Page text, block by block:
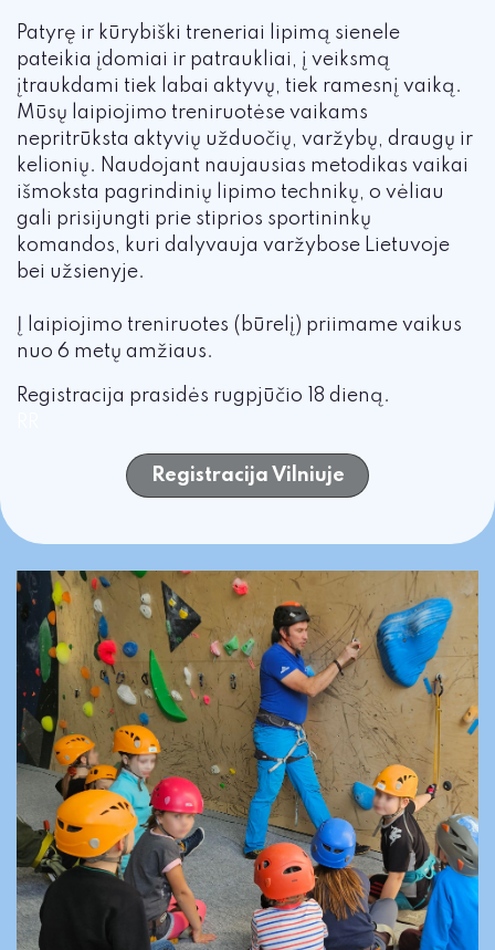
Patyrę ir kūrybiški treneriai lipimą sienele
pateikia įdomiai ir patraukliai, į veiksmą
įtraukdami tiek labai aktyvų, tiek ramesnį vaiką.
Mūsų laipiojimo treniruotėse vaikams
nepritrūksta aktyvių užduočių, varžybų, draugų ir
kelionių. Naudojant naujausias metodikas vaikai
išmoksta pagrindinių lipimo technikų, o vėliau
gali prisijungti prie stiprios sportininkų
komandos, kuri dalyvauja varžybose Lietuvoje
bei užsienyje.
Į laipiojimo treniruotes (būrelį) priimame vaikus
nuo 6 metų amžiaus.
Registracija prasidės rugpjūčio 18 dieną.
Registracija Vilniuje